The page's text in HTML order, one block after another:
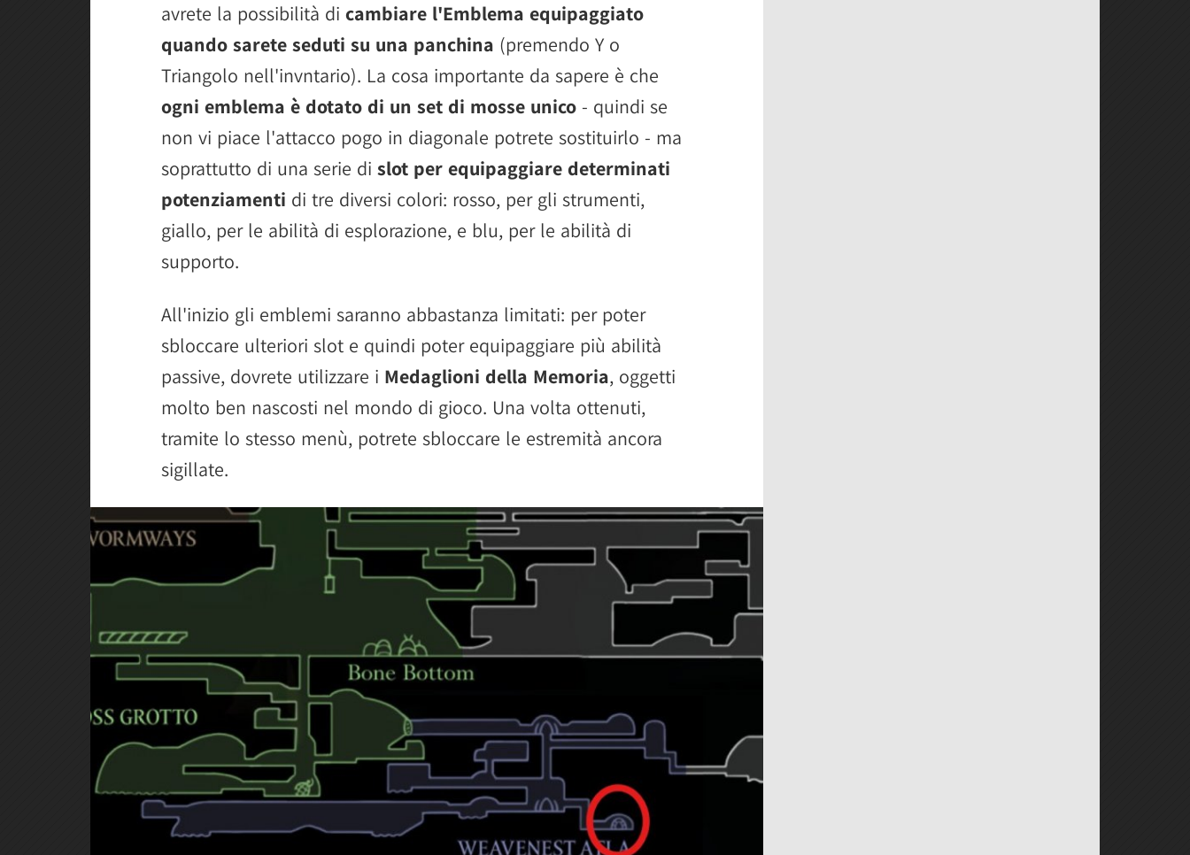
avrete la possibilità di cambiare l'Emblema equipaggiato
quando sarete seduti su una panchina (premendo Y o
Triangolo nell'invntario). La cosa importante da sapere è che
ogni emblema è dotato di un set di mosse unico - quindi se
non vi piace l'attacco pogo in diagonale potrete sostituirlo - ma
soprattutto di una serie di slot per equipaggiare determinati
potenziamenti di tre diversi colori: rosso, per gli strumenti,
giallo, per le abilità di esplorazione, e blu, per le abilità di
supporto.
All'inizio gli emblemi saranno abbastanza limitati: per poter
sbloccare ulteriori slot e quindi poter equipaggiare più abilità
passive, dovrete utilizzare i Medaglioni della Memoria, oggetti
molto ben nascosti nel mondo di gioco. Una volta ottenuti,
tramite lo stesso menù, potrete sbloccare le estremità ancora
sigillate.